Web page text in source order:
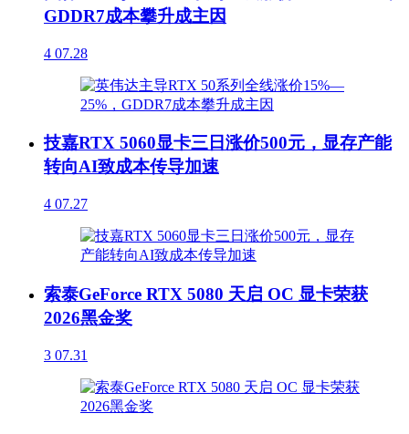
GDDR7成本攀升成主因
4 07.28
技嘉RTX 5060显卡三日涨价500元，显存产能
转向AI致成本传导加速
4 07.27
索泰GeForce RTX 5080 天启 OC 显卡荣获
2026黑金奖
3 07.31